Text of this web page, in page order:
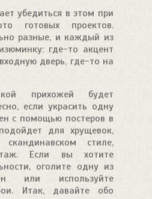
убедиться в этом при
готовых проектов.
разные, и каждый из
где-то акцент
дверь, где-то на
прихожей будет
если украсить одну
с помощью постеров в
для хрущевок,
стиле,
Если вы хотите
оголите одну из
или используйте
Итак, давайте обо